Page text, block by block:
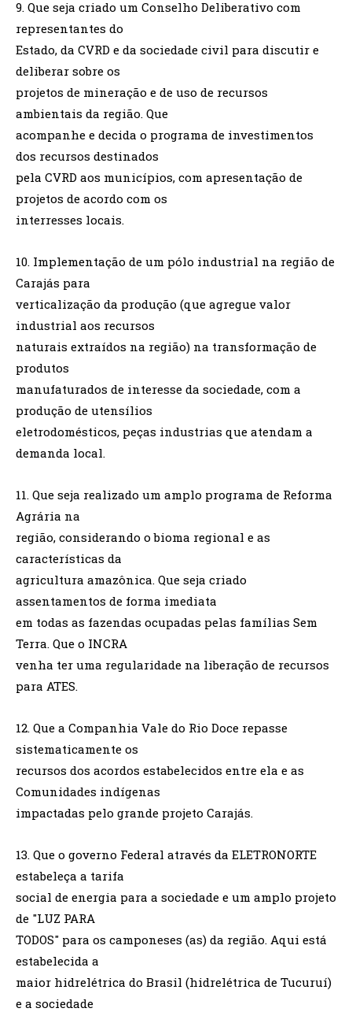
9. Que seja criado um Conselho Deliberativo com
representantes do
Estado, da CVRD e da sociedade civil para discutir e
deliberar sobre os
projetos de mineração e de uso de recursos
ambientais da região. Que
acompanhe e decida o programa de investimentos
dos recursos destinados
pela CVRD aos municípios, com apresentação de
projetos de acordo com os
interresses locais.
10. Implementação de um pólo industrial na região de
Carajás para
verticalização da produção (que agregue valor
industrial aos recursos
naturais extraídos na região) na transformação de
produtos
manufaturados de interesse da sociedade, com a
produção de utensílios
eletrodomésticos, peças industrias que atendam a
demanda local.
11. Que seja realizado um amplo programa de Reforma
Agrária na
região, considerando o bioma regional e as
características da
agricultura amazônica. Que seja criado
assentamentos de forma imediata
em todas as fazendas ocupadas pelas famílias Sem
Terra. Que o INCRA
venha ter uma regularidade na liberação de recursos
para ATES.
12. Que a Companhia Vale do Rio Doce repasse
sistematicamente os
recursos dos acordos estabelecidos entre ela e as
Comunidades indígenas
impactadas pelo grande projeto Carajás.
13. Que o governo Federal através da ELETRONORTE
estabeleça a tarifa
social de energia para a sociedade e um amplo projeto
de "LUZ PARA
TODOS" para os camponeses (as) da região. Aqui está
estabelecida a
maior hidrelétrica do Brasil (hidrelétrica de Tucuruí)
e a sociedade